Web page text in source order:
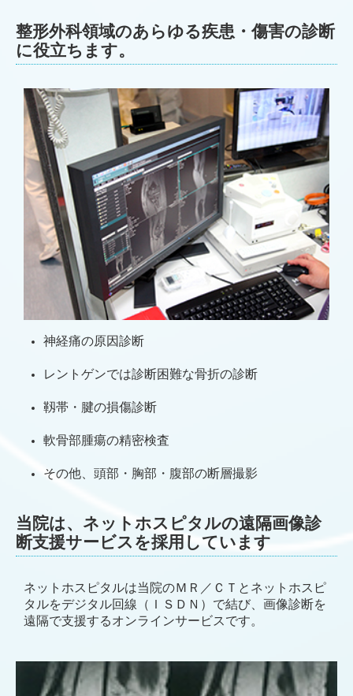
整形外科領域のあらゆる疾患・傷害の診断
に役立ちます。
神経痛の原因診断
レントゲンでは診断困難な骨折の診断
靱帯・腱の損傷診断
軟骨部腫瘍の精密検査
その他、頭部・胸部・腹部の断層撮影
当院は、ネットホスピタルの遠隔画像診
断支援サービスを採用しています
ネットホスピタルは当院のＭＲ／ＣＴとネットホスピ
タルをデジタル回線（ＩＳＤＮ）で結び、画像診断を
遠隔で支援するオンラインサービスです。